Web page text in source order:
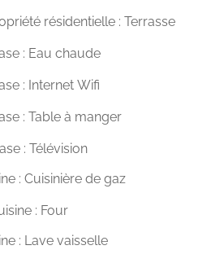
résidentielle : Terrasse
: Eau chaude
: Internet Wifi
: Table à manger
: Télévision
: Cuisinière de gaz
: Four
: Lave vaisselle